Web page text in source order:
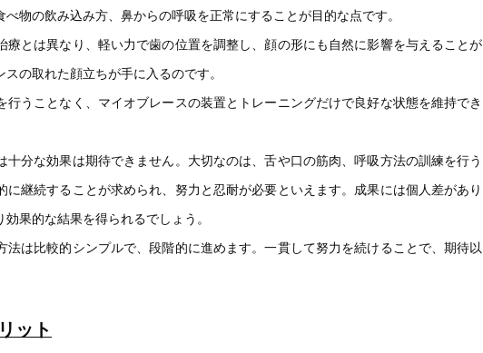
物の飲み込み方、鼻からの呼吸を正常にすることが目的な点です。
療とは異なり、軽い力で歯の位置を調整し、顔の形にも自然に影響を与えることが
の取れた顔立ちが手に入るのです。
行うことなく、マイオブレースの装置とトレーニングだけで良好な状態を維持でき
十分な効果は期待できません。大切なのは、舌や口の筋肉、呼吸方法の訓練を行う
に継続することが求められ、努力と忍耐が必要といえます。成果には個人差があり
果的な結果を得られるでしょう。
法は比較的シンプルで、段階的に進めます。一貫して努力を続けることで、期待以
ット